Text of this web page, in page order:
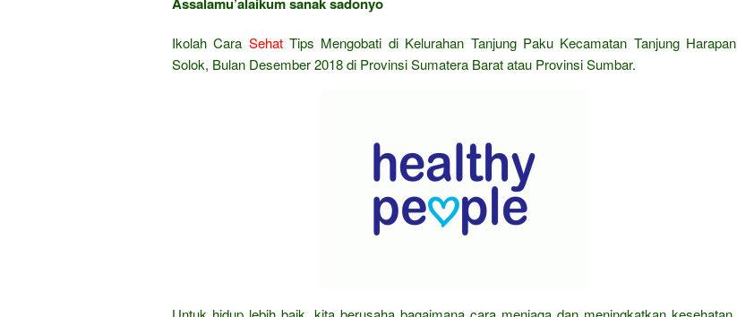
Ikolah Cara SehatTips Mengobati di Kelurahan Tanjung Paku Kecamatan Tanjung Harapan
Solok, Bulan Desember 2018 di Provinsi Sumatera Barat atau Provinsi Sumbar.